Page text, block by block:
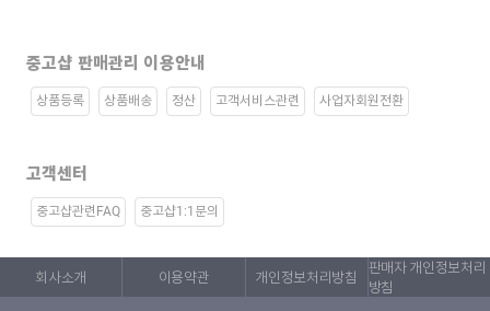
중고샵 판매관리 이용안내
상품등록 상품배송 정산 고객서비스관련 사업자회원전환
고객센터
중고샵관련FAQ 중고샵1:1문의
회사소개 이용약관 개인정보처리방침
판매자 개인정보처리
방침